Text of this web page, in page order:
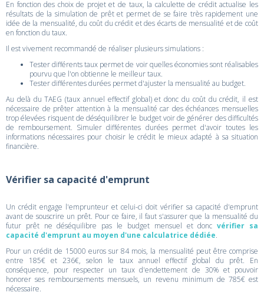
En fonction des choix de projet et de taux, la calculette de crédit actualise les
résultats de la simulation de prêt et permet de se faire très rapidement une
idée de la mensualité, du coût du crédit et des écarts de mensualité et de coût
en fonction du taux.
Il est vivement recommandé de réaliser plusieurs simulations :
Tester différents taux permet de voir quelles économies sont réalisables
pourvu que l'on obtienne le meilleur taux.
Tester différentes durées permet d'ajuster la mensualité au budget.
Au delà du TAEG (taux annuel effectif global) et donc du coût du crédit, il est
nécessaire de prêter attention à la mensualité car des échéances mensuelles
trop élevées risquent de déséquilibrer le budget voir de générer des difficultés
de remboursement. Simuler différentes durées permet d'avoir toutes les
informations nécessaires pour choisir le crédit le mieux adapté à sa situation
financière.
Vérifier sa capacité d'emprunt
Un crédit engage l'emprunteur et celui-ci doit vérifier sa capacité d'emprunt
avant de souscrire un prêt. Pour ce faire, il faut s'assurer que la mensualité du
futur prêt ne déséquilibre pas le budget mensuel et doncvérifier sa
capacité d'emprunt au moyen d'une calculatrice dédiée.
Pour un crédit de 15000 euros sur 84 mois, la mensualité peut être comprise
entre 185€ et 236€, selon le taux annuel effectif global du prêt. En
conséquence, pour respecter un taux d'endettement de 30% et pouvoir
honorer ses remboursements mensuels, un revenu minimum de 785€ est
nécessaire.